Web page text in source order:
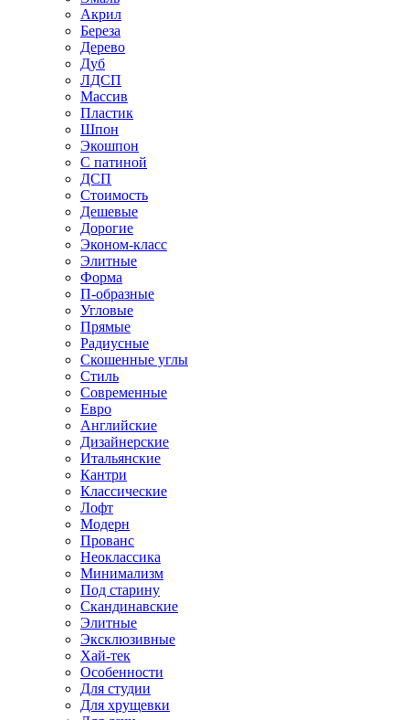
Акрил
Береза
Дерево
Дуб
ЛДСП
Массив
Пластик
Шпон
Экошпон
С патиной
ДСП
Стоимость
Дешевые
Дорогие
Эконом-класс
Элитные
Форма
П-образные
Угловые
Прямые
Радиусные
Скошенные углы
Стиль
Современные
Евро
Английские
Дизайнерские
Итальянские
Кантри
Классические
Лофт
Модерн
Прованс
Неоклассика
Минимализм
Под старину
Скандинавские
Элитные
Эксклюзивные
Хай-тек
Особенности
Для студии
Для хрущевки